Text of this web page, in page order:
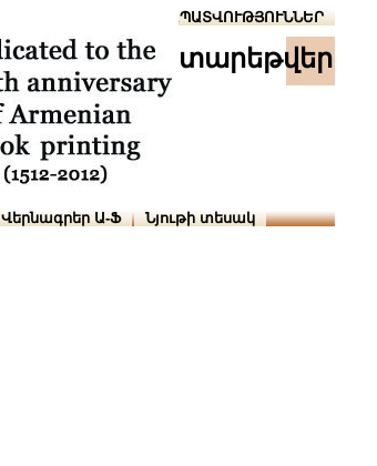
ՆԱԽԱՊԱՏՎՈՒԹՅՈՒՆՆԵՐ
տարեթվեր
Վերնագրեր Ա-Ֆ Նյութի տեսակ